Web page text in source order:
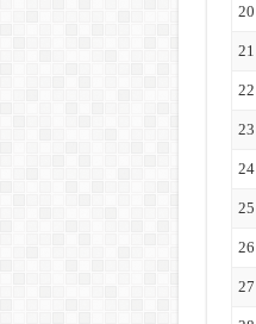
20
21
22
23
24
25
26
27